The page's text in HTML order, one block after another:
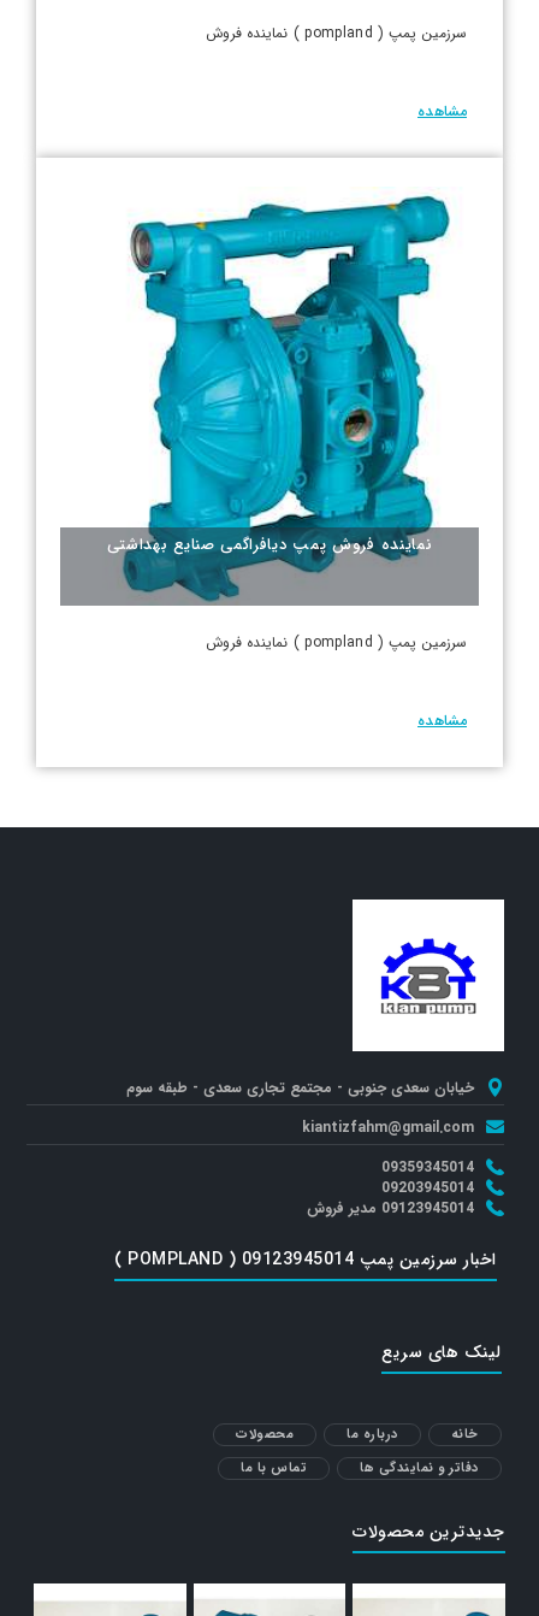
سرزمین پمپ ( pompland ) نماینده فروش
مشاهده
نماینده فروش پمپ دیافراگمی صنایع بهداشتی
سرزمین پمپ ( pompland ) نماینده فروش
مشاهده
خیابان سعدی جنوبی - مجتمع تجاری سعدی - طبقه سوم
kiantizfahm@gmail.com
09359345014
09203945014
09123945014 مدیر فروش
اخبار سرزمین پمپ 09123945014 ( POMPLAND )
لینک های سریع
خانه درباره ما
محصولات
دفاتر و نمایندگی ها
تماس با ما
جدیدترین محصولات